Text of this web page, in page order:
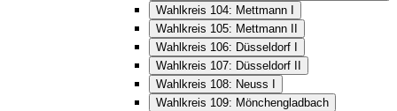
Wahlkreis 104: Mettmann I
Wahlkreis 105: Mettmann II
Wahlkreis 106: Düsseldorf I
Wahlkreis 107: Düsseldorf II
Wahlkreis 108: Neuss I
Wahlkreis 109: Mönchengladbach